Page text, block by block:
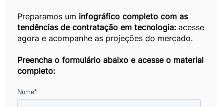
Preparamos um infográfico completo com as
tendências de contratação em tecnologia: acesse
agora e acompanhe as projeções do mercado.
Preencha o formulário abaixo e acesse o material
completo: